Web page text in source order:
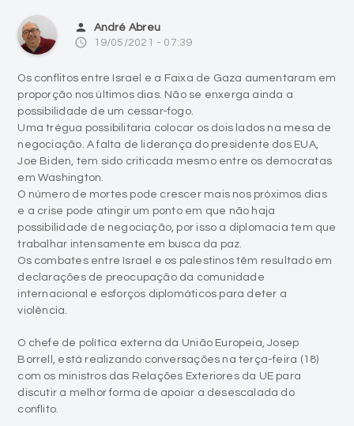
person André Abreu
access_time 19/05/2021 - 07:39
Os conflitos entre Israel e a Faixa de Gaza aumentaram em
proporção nos últimos dias. Não se enxerga ainda a
possibilidade de um cessar-fogo.
Uma trégua possibilitaria colocar os dois lados na mesa de
negociação. A falta de liderança do presidente dos EUA,
Joe Biden, tem sido criticada mesmo entre os democratas
em Washington.
O número de mortes pode crescer mais nos próximos dias
e a crise pode atingir um ponto em que não haja
possibilidade de negociação, por isso a diplomacia tem que
trabalhar intensamente em busca da paz.
Os combates entre Israel e os palestinos têm resultado em
declarações de preocupação da comunidade
internacional e esforços diplomáticos para deter a
violência.
O chefe de política externa da União Europeia, Josep
Borrell, está realizando conversações na terça-feira (18)
com os ministros das Relações Exteriores da UE para
discutir a melhor forma de apoiar a desescalada do
conflito.